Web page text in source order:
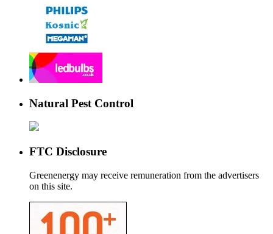
Natural Pest Control
FTC Disclosure
Greenenergy may receive remuneration from the advertisers
on this site.